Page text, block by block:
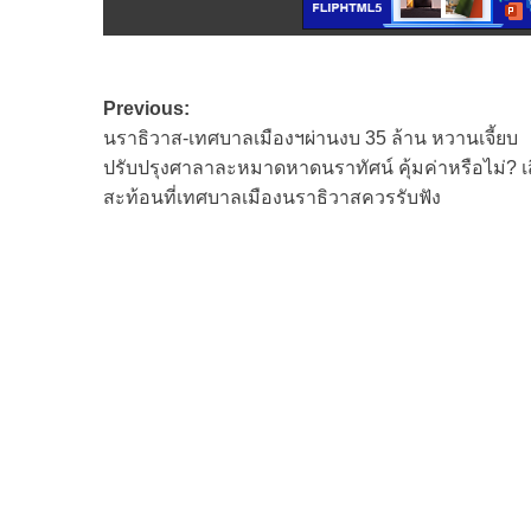
Post
navigation
Previous:
นราธิวาส-เทศบาลเมืองฯผ่านงบ 35 ล้าน หวานเจี้ยบ
ปรับปรุงศาลาละหมาดหาดนราทัศน์ คุ้มค่าหรือไม่? เ
สะท้อนที่เทศบาลเมืองนราธิวาสควรรับฟัง